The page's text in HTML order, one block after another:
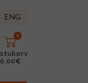
ENG
0
0.00€